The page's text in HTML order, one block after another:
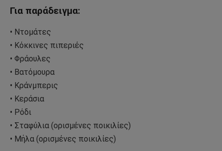
Για παράδειγμα:
• Ντομάτες
• Κόκκινες πιπεριές
• Φράουλες
• Βατόμουρα
• Κράνμπερις
• Κεράσια
• Ρόδι
• Σταφύλια (ορισμένες ποικιλίες)
• Μήλα (ορισμένες ποικιλίες)